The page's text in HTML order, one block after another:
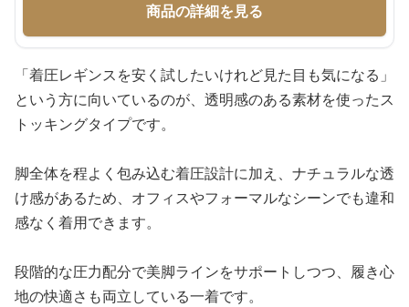
商品の詳細を見る
「着圧レギンスを安く試したいけれど見た目も気になる」
という方に向いているのが、透明感のある素材を使ったス
トッキングタイプです。
脚全体を程よく包み込む着圧設計に加え、ナチュラルな透
け感があるため、オフィスやフォーマルなシーンでも違和
感なく着用できます。
段階的な圧力配分で美脚ラインをサポートしつつ、履き心
地の快適さも両立している一着です。